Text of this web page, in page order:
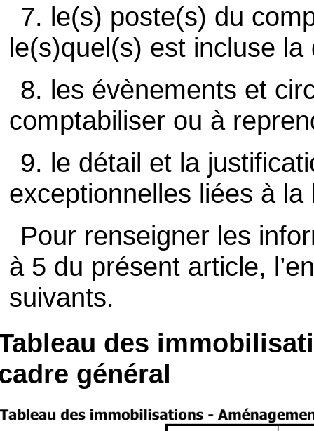
7. le(s) poste(s) du
le(s)quel(s) est incluse la
8. les évènements et
comptabiliser ou à
9. le détail et la
exceptionnelles liées à
Pour renseigner les
à 5 du présent article,
suivants.
des
général